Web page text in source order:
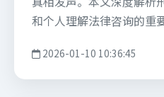
和个人理解法律咨询的重
2026-01-10 10:36:45